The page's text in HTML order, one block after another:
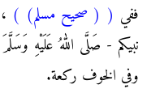
ففي ( ( صحيح مسلم) )
نبيكم - صَلَّى اللهُ عَلَيْهِ
وفي الخوف ركعة.